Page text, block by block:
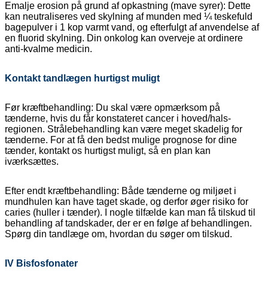
Emalje erosion på grund af opkastning (mave syrer): Dette
kan neutraliseres ved skylning af munden med ¼ teskefuld
bagepulver i 1 kop varmt vand, og efterfulgt af anvendelse af
en fluorid skylning. Din onkolog kan overveje at ordinere
anti-kvalme medicin.
Kontakt tandlægen hurtigst muligt
Før kræftbehandling: Du skal være opmærksom på
tænderne, hvis du får konstateret cancer i hoved/hals-
regionen. Strålebehandling kan være meget skadelig for
tænderne. For at få den bedst mulige prognose for dine
tænder, kontakt os hurtigst muligt, så en plan kan
iværksættes.
Efter endt kræftbehandling: Både tænderne og miljøet i
mundhulen kan have taget skade, og derfor øger risiko for
caries (huller i tænder). I nogle tilfælde kan man få tilskud til
behandling af tandskader, der er en følge af behandlingen.
Spørg din tandlæge om, hvordan du søger om tilskud.
IV Bisfosfonater